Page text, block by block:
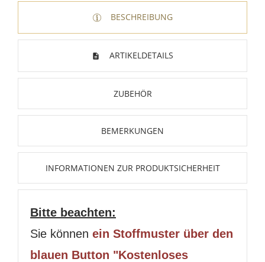
BESCHREIBUNG
ARTIKELDETAILS
ZUBEHÖR
BEMERKUNGEN
INFORMATIONEN ZUR PRODUKTSICHERHEIT
Bitte beachten:
Sie können ein Stoffmuster über den
blauen Button "Kostenloses